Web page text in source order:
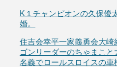
K１チャンピオンの久保優
婚。
住吉会幸平一家義勇会大
ゴンリーダーのちゃまこ
名義でロールスロイスの車